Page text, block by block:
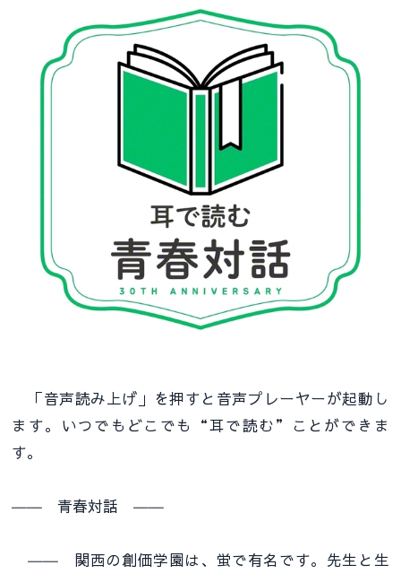
「音声読み上げ」を押すと音声プレーヤーが起動し
ます。いつでもどこでも“耳で読む”ことができま
す。
―― 青春対話 ――
―― 関西の創価学園は、蛍で有名です。先生と生